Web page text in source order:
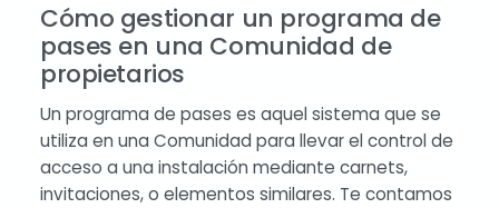
Cómo gestionar un programa de
pases en una Comunidad de
propietarios
Un programa de pases es aquel sistema que se
utiliza en una Comunidad para llevar el control de
acceso a una instalación mediante carnets,
invitaciones, o elementos similares. Te contamos